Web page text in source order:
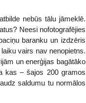
nebūs tālu jāmeklē.
Neesi nofotografējies
baranku un izdzēris
vairs nav nenopietns.
un enerģijas bagātāko
kas – šajos 200 gramos
saldumu tu normālos